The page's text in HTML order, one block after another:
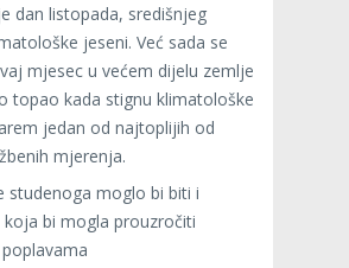
dan listopada, središnjeg
jeseni. Već sada se
mjesec u većem dijelu zemlje
topao kada stignu klimatološke
jedan od najtoplijih od
mjerenja.
studenoga moglo bi biti i
koja bi mogla prouzročiti